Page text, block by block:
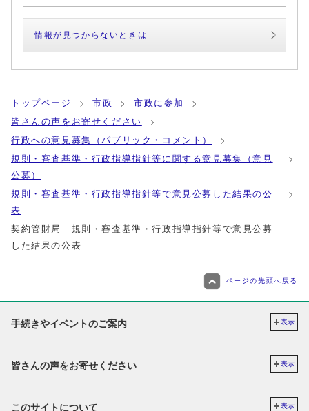
情報が見つからないときは
トップページ 市政
市政に参加
皆さんの声をお寄せください
行政への意見募集（パブリック・コメント）
規則・審査基準・行政指導指針等に関する意見募集（意見
公募）
規則・審査基準・行政指導指針等で意見公募した結果の公
表
契約管財局 規則・審査基準・行政指導指針等で意見公募
した結果の公表
ページの先頭へ戻る
手続きやイベントのご案内 表示
皆さんの声をお寄せください 表示
このサイトについて 表示